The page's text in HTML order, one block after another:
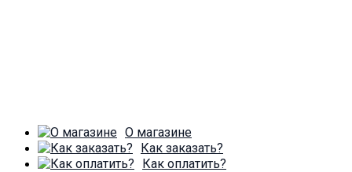
О магазине
Как заказать?
Как оплатить?